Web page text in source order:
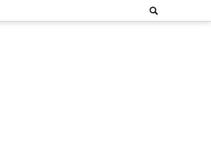
Search
for: